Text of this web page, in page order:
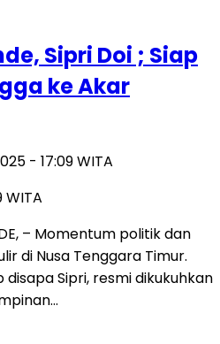
Sipri Doi ; Siap
ke Akar
- 17:09 WITA
WITA
– Momentum politik dan
di Nusa Tenggara Timur.
disapa Sipri, resmi dikukuhkan